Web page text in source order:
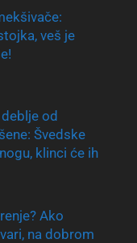
veš je
od
Švedske
klinci će ih
Ako
na dobrom